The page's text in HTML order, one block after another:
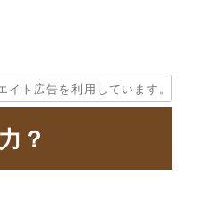
イト広告を利用しています。
？